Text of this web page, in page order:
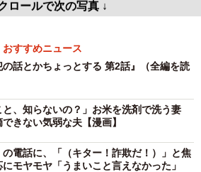
ロールで次の写真 ↓
おすすめニュース
の話とかちょっとする 第2話』（全編を読
と、知らないの？」お米を洗剤で洗う妻
きない気弱な夫【漫画】
の電話に、「（キター！詐欺だ！）」と焦
ヤモヤ「うまいこと言えなかった」